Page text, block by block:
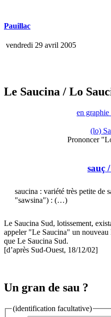
Pauillac
vendredi 29 avril 2005
Le Saucina / Lo
en
(lo)
Prononcer
sauç
saucina : variété très petite de
"sawsina") : (…)
Le Saucina Sud, lotissement,
appeler "Le Saucina" un nouveau
que Le Saucina Sud.
[d’après Sud-Ouest, 18/12/02]
Un gran de sau ?
(identification facultative)